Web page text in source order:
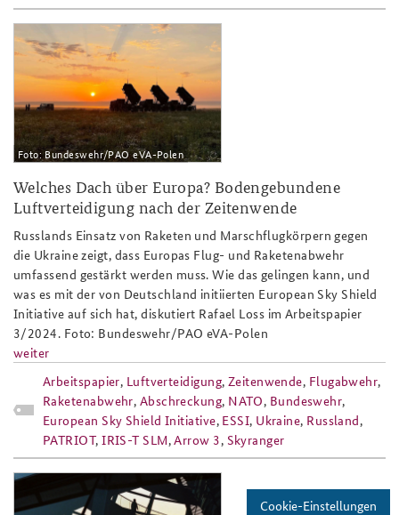
Foto: Bundeswehr/PAO eVA-Polen
Welches Dach über Europa? Bodengebundene
Luftverteidigung nach der Zeitenwende
Russlands Einsatz von Raketen und Marschflugkörpern gegen
die Ukraine zeigt, dass Europas Flug- und Raketenabwehr
umfassend gestärkt werden muss. Wie das gelingen kann, und
was es mit der von Deutschland initiierten European Sky Shield
Initiative auf sich hat, diskutiert Rafael Loss im Arbeitspapier
3/2024. Foto: Bundeswehr/PAO eVA-Polen
weiter
Arbeitspapier, Luftverteidigung, Zeitenwende, Flugabwehr,
Raketenabwehr, Abschreckung, NATO, Bundeswehr,
European Sky Shield Initiative, ESSI, Ukraine, Russland,
PATRIOT,IRIS-T SLM,Arrow 3, Skyranger
Cookie-Einstellungen